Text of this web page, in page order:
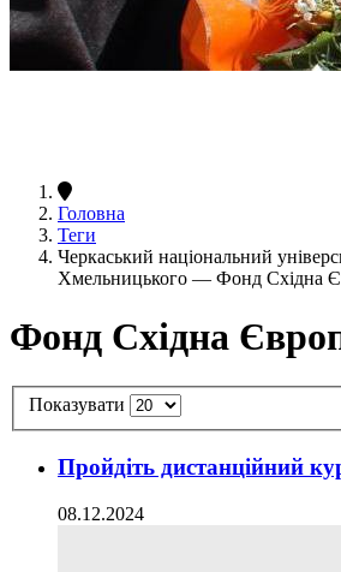
Головна
Теги
Черкаський національний
Хмельницького — Фонд Східна
Фонд Східна
Показувати
Пройдіть дистанційний
08.12.2024